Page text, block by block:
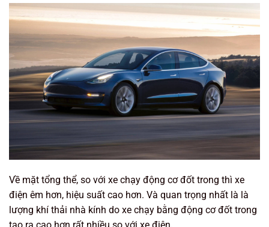
Về mặt tổng thể, so với xe chạy động cơ đốt trong thì xe
điện êm hơn, hiệu suất cao hơn. Và quan trọng nhất là là
lượng khí thải nhà kính do xe chạy bằng động cơ đốt trong